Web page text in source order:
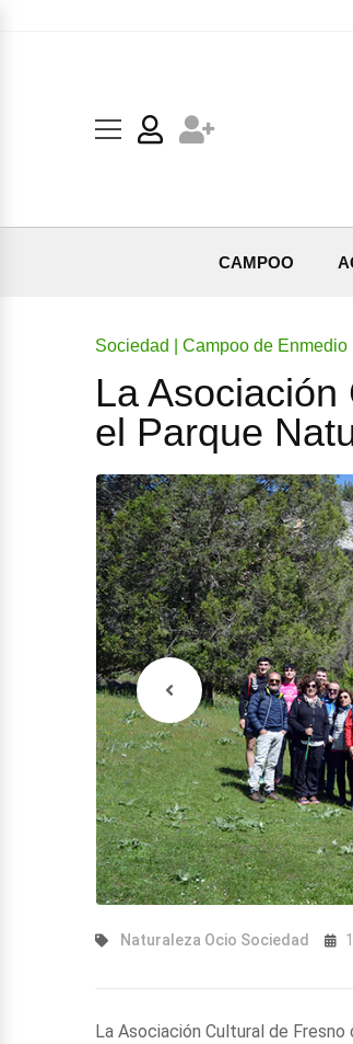
CAMPOO
Sociedad | Campoo de Enmedio
La
el Parque
Naturaleza Ocio Sociedad
La Asociación Cultural de